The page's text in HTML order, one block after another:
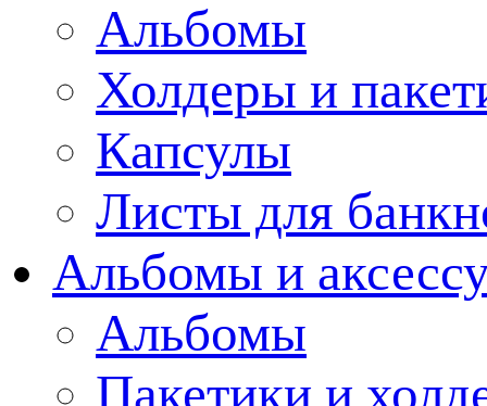
Альбомы
Холдеры и
Капсулы
Листы для
Альбомы и
Альбомы
Пакетики и